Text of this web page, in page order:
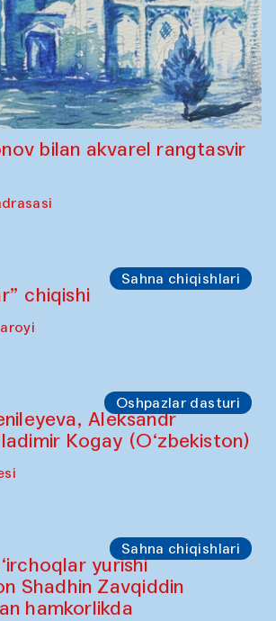
bilan akvarel rangtasvir
Sahna chiqishlari
chiqishi
Oshpazlar dasturi
Aleksandr
Kogay (O‘zbekiston)
Sahna chiqishlari
yurishi
Shadhin Zavqiddin
hamkorlikda